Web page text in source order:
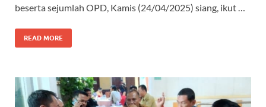
beserta sejumlah OPD, Kamis (24/04/2025) siang, ikut …
READ MORE